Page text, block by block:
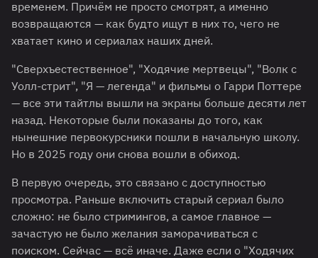
временем. Причём не просто смотрят, а именно
возвращаются — как будто ищут в них то, чего не
хватает кино и сериалах наших дней.
"Сверхъестественное", "Ходячие мертвецы", "Волк с
Уолл-стрит", "Я — легенда" и фильмы о Гарри Поттере
— все эти тайтлы вышли на экраны больше десяти лет
назад. Некоторые были показаны до того, как
нынешние первокурсники пошли в начальную школу.
Но в 2025 году они снова вошли в обиход.
В первую очередь, это связано с доступностью
просмотра. Раньше включить старый сериал было
сложно: не было стримингов, а самое главное —
зачастую не было желания заморачиваться с
поиском. Сейчас — всё иначе. Даже если о "Ходячих